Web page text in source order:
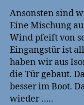
Ansonsten sind
Eine Mischung
Wind pfeift von
Eingangstür ist
haben wir aus
die Tür gebaut.
besser im Boot.
wieder …..